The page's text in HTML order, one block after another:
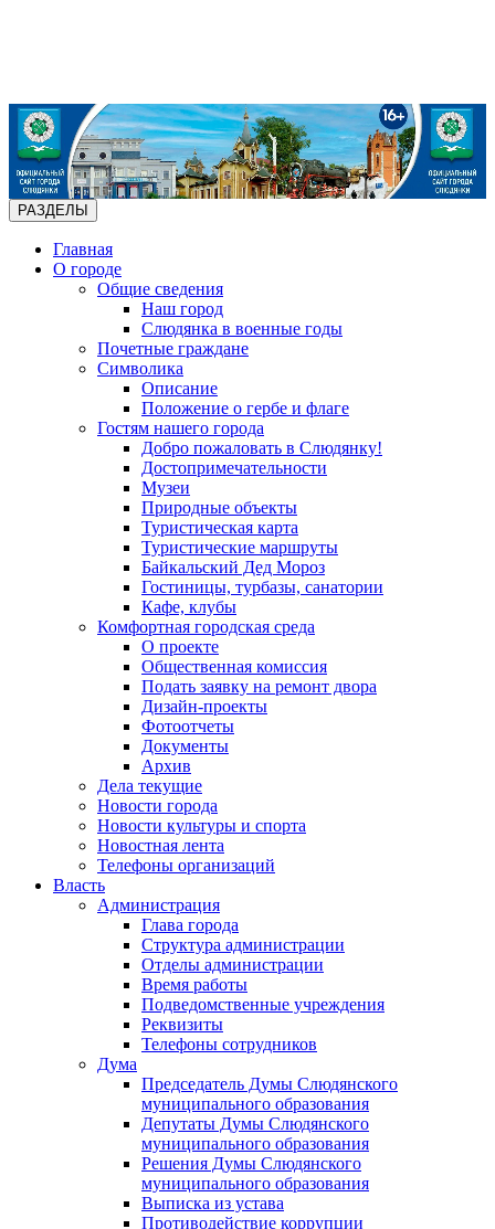
РАЗДЕЛЫ
Главная
О городе
Общие сведения
Наш город
Слюдянка в военные годы
Почетные граждане
Символика
Описание
Положение о гербе и флаге
Гостям нашего города
Добро пожаловать в Слюдянку!
Достопримечательности
Музеи
Природные объекты
Туристическая карта
Туристические маршруты
Байкальский Дед Мороз
Гостиницы, турбазы, санатории
Кафе, клубы
Комфортная городская среда
О проекте
Общественная комиссия
Подать заявку на ремонт двора
Дизайн-проекты
Фотоотчеты
Документы
Архив
Дела текущие
Новости города
Новости культуры и спорта
Новостная лента
Телефоны организаций
Власть
Администрация
Глава города
Структура администрации
Отделы администрации
Время работы
Подведомственные учреждения
Реквизиты
Телефоны сотрудников
Дума
Председатель Думы Слюдянского
муниципального образования
Депутаты Думы Слюдянского
муниципального образования
Решения Думы Слюдянского
муниципального образования
Выписка из устава
Противодействие коррупции